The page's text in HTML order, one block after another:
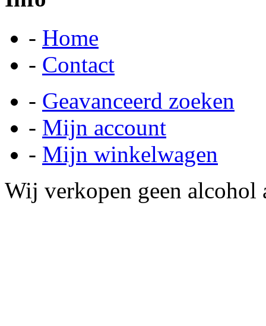
- Home
- Contact
- Geavanceerd zoeken
- Mijn account
- Mijn winkelwagen
Wij verkopen geen alcohol